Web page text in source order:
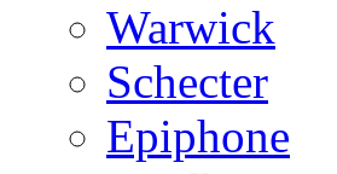
Warwick
Schecter
Epiphone